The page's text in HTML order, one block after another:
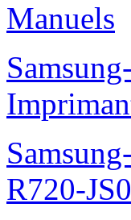
Manuels
R720-